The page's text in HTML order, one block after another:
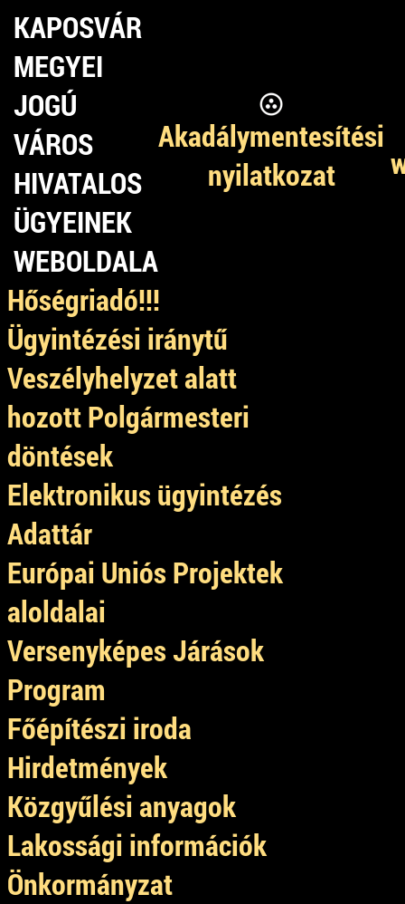
KAPOSVÁR
MEGYEI
JOGÚ
VÁROS
HIVATALOS
ÜGYEINEK
WEBOLDALA
Akadálymentesítési
nyilatkozat
Hőségriadó!!!
Ügyintézési iránytű
Veszélyhelyzet alatt
hozott Polgármesteri
döntések
Elektronikus ügyintézés
Adattár
Európai Uniós Projektek
aloldalai
Versenyképes Járások
Program
Főépítészi iroda
Hirdetmények
Közgyűlési anyagok
Lakossági információk
Önkormányzat